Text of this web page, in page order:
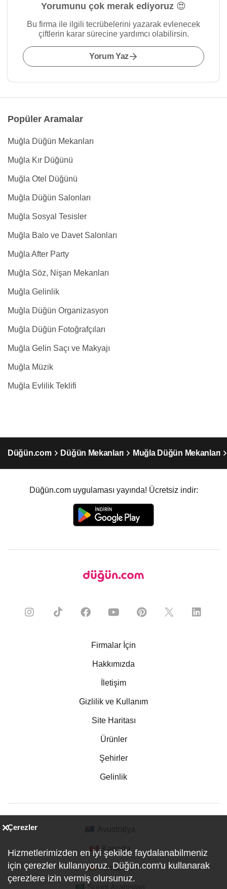
Yorumunu çok merak ediyoruz 😍
Bu firma ile ilgili tecrübelerini yazarak evlenecek
çiftlerin karar sürecine yardımcı olabilirsin.
Yorum Yaz
Popüler Aramalar
Muğla Düğün Mekanları
Muğla Kır Düğünü
Muğla Otel Düğünü
Muğla Düğün Salonları
Muğla Sosyal Tesisler
Muğla Balo ve Davet Salonları
Muğla After Party
Muğla Söz, Nişan Mekanları
Muğla Gelinlik
Muğla Düğün Organizasyon
Muğla Düğün Fotoğrafçıları
Muğla Gelin Saçı ve Makyajı
Muğla Müzik
Muğla Evlilik Teklifi
Düğün.com Düğün Mekanları Muğla Düğün Mekanları
Düğün.com uygulaması yayında! Ücretsiz indir:
Firmalar İçin
Hakkımızda
İletişim
Gizlilik ve Kullanım
Site Haritası
Ürünler
Şehirler
Gelinlik
Kanada
Almanya
Çerezler
Hizmetlerimizden en iyi şekilde faydalanabilmeniz
için çerezler kullanıyoruz. Düğün.com'u kullanarak
çerezlere izin vermiş olursunuz.